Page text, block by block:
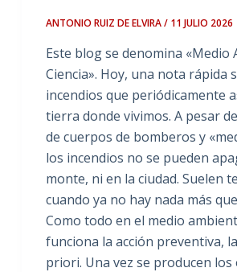
ANTONIO RUIZ DE ELVIRA / 11 JULIO 2026
Este blog se denomina «Medio
Ciencia». Hoy, una nota rápida
incendios que periódicamente
tierra donde vivimos. A pesar
de cuerpos de bomberos y
los incendios no se pueden
monte, ni en la ciudad. Suelen
cuando ya no hay nada más
Como todo en el medio
funciona la acción preventiva,
priori. Una vez se producen los